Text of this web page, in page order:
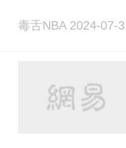
毒舌NBA 2024-07-